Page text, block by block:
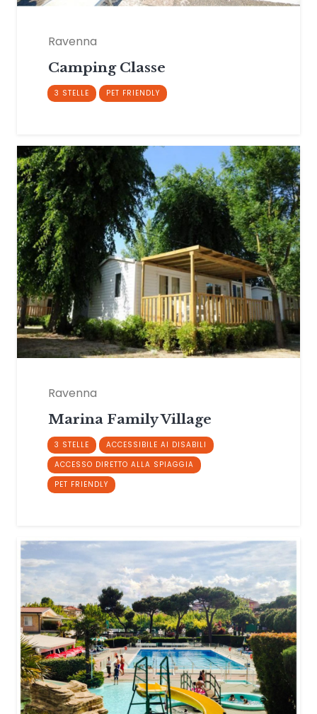
Ravenna
Camping Classe
3 STELLE PET FRIENDLY
Ravenna
Marina Family Village
3 STELLE
ACCESSIBILE AI DISABILI
ACCESSO DIRETTO ALLA SPIAGGIA
PET FRIENDLY